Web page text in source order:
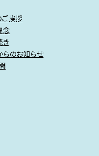
挨拶
念
き
のお知らせ